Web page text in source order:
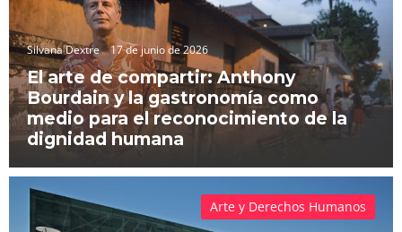
Silvana Dextre 17 de junio de 2026
El arte de compartir: Anthony
Bourdain y la gastronomía como
medio para el reconocimiento de la
dignidad humana
Arte y Derechos Humanos